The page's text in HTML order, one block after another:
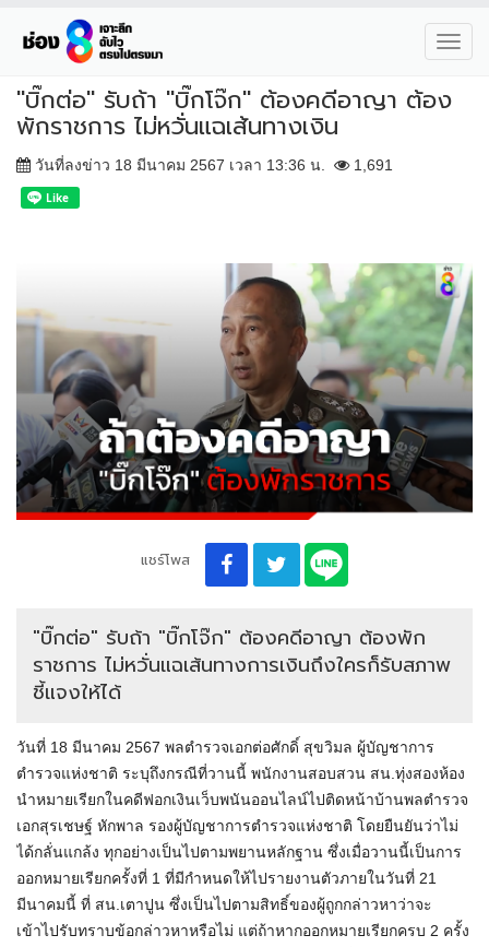
"บิ๊กต่อ" รับถ้า "บิ๊กโจ๊ก" ต้องคดีอาญา ต้อง
พักราชการ ไม่หวั่นแฉเส้นทางเงิน
วันที่ลงข่าว 18 มีนาคม 2567 เวลา 13:36 น. 1,691
แชร์โพส
"บิ๊กต่อ" รับถ้า "บิ๊กโจ๊ก" ต้องคดีอาญา ต้องพัก
ราชการ ไม่หวั่นแฉเส้นทางการเงินถึงใครก็รับสภาพ
ชี้แจงให้ได้
วันที่ 18 มีนาคม 2567 พลตำรวจเอกต่อศักดิ์ สุขวิมล ผู้บัญชาการ
ตำรวจแห่งชาติ ระบุถึงกรณีที่วานนี้ พนักงานสอบสวน สน.ทุ่งสองห้อง
นำหมายเรียกในคดีฟอกเงินเว็บพนันออนไลน์ไปติดหน้าบ้านพลตำรวจ
เอกสุรเชษฐ์ หักพาล รองผู้บัญชาการตำรวจแห่งชาติ โดยยืนยันว่าไม่
ได้กลั่นแกล้ง ทุกอย่างเป็นไปตามพยานหลักฐาน ซึ่งเมื่อวานนี้เป็นการ
ออกหมายเรียกครั้งที่ 1 ที่มีกำหนดให้ไปรายงานตัวภายในวันที่ 21
มีนาคมนี้ ที่ สน.เตาปูน ซึ่งเป็นไปตามสิทธิ์ของผู้ถูกกล่าวหาว่าจะ
เข้าไปรับทราบข้อกล่าวหาหรือไม่ แต่ถ้าหากออกหมายเรียกครบ 2 ครั้ง